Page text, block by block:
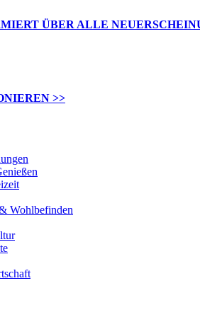
ÜBER ALLE
>>
Wohlbefinden